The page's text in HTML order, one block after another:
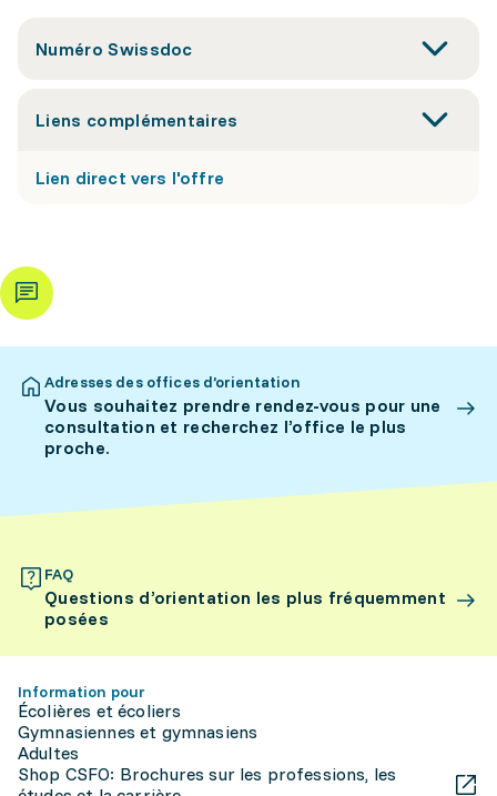
Numéro Swissdoc
Liens complémentaires
Lien direct vers l'offre
Adresses des offices d’orientation
Vous souhaitez prendre rendez-vous pour une
consultation et recherchez l’office le plus
proche.
FAQ
Questions d’orientation les plus fréquemment
posées
Information pour
Écolières et écoliers
Gymnasiennes et gymnasiens
Adultes
Shop CSFO: Brochures sur les professions, les